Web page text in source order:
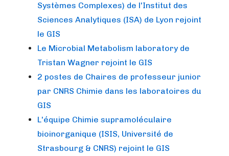
Systèmes Complexes) de l'Institut des
Sciences Analytiques (ISA) de Lyon rejoint
le GIS
Le Microbial Metabolism laboratory de
Tristan Wagner rejoint le GIS
2 postes de Chaires de professeur junior
par CNRS Chimie dans les laboratoires du
GIS
L'équipe Chimie supramoléculaire
bioinorganique (ISIS, Université de
Strasbourg & CNRS) rejoint le GIS